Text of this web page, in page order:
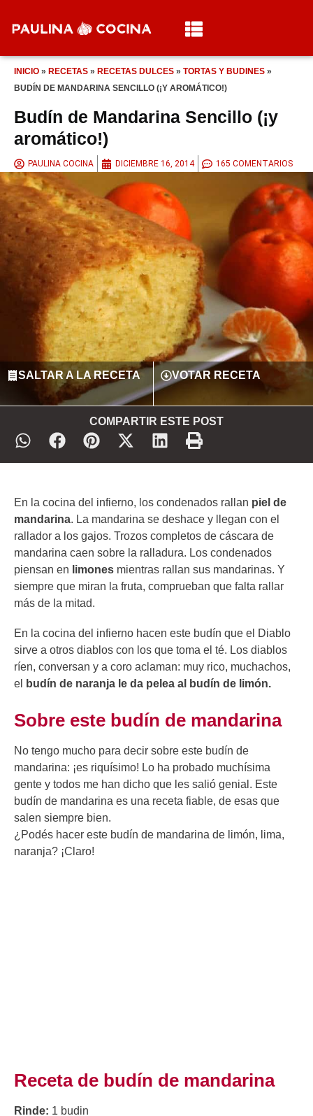
INICIO » RECETAS » RECETAS DULCES » TORTAS Y BUDINES »
BUDÍN DE MANDARINA SENCILLO (¡Y AROMÁTICO!)
Budín de Mandarina Sencillo (¡y
aromático!)
PAULINA COCINA DICIEMBRE 16, 2014 165 COMENTARIOS
SALTAR A LA RECETA VOTAR RECETA
COMPARTIR ESTE POST
En la cocina del infierno, los condenados rallan piel de
mandarina. La mandarina se deshace y llegan con el
rallador a los gajos. Trozos completos de cáscara de
mandarina caen sobre la ralladura. Los condenados
piensan en limones mientras rallan sus mandarinas. Y
siempre que miran la fruta, comprueban que falta rallar
más de la mitad.
En la cocina del infierno hacen este budín que el Diablo
sirve a otros diablos con los que toma el té. Los diablos
ríen, conversan y a coro aclaman: muy rico, muchachos,
el
budín de naranja le da pelea al budín de limón.
Sobre este budín de mandarina
No tengo mucho para decir sobre este budín de
mandarina: ¡es riquísimo! Lo ha probado muchísima
gente y todos me han dicho que les salió genial. Este
budín de mandarina es una receta fiable, de esas que
salen siempre bien.
¿Podés hacer este budín de mandarina de limón, lima,
naranja? ¡Claro!
Receta de budín de mandarina
Rinde: 1 budin